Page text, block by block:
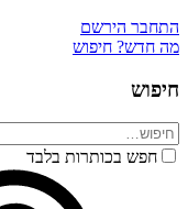
התחבר הירשם
מה חדש? חיפוש
חיפוש
חפש בכותרות בלבד